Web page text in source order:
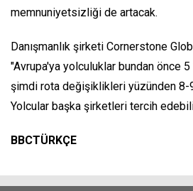
memnuniyetsizliği de artacak.
Danışmanlık şirketi Cornerstone
"Avrupa'ya yolculuklar bundan önce
şimdi rota değişiklikleri yüzünden 8-
Yolcular başka şirketleri tercih
BBCTÜRKÇE